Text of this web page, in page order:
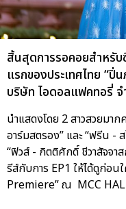
สิ้นสุดการรอคอยสำหรั
แรกของประเทศไทย “
บริษัท ไอดอลแฟคทอรี่
นำแสดงโดย 2 สาวสวยมา
อาร์มสตรอง” และ “ฟรีน -
“ฟิวส์ - กิตติศักดิ์ ชีวาสัจจา
รีส์กับการ EP1 ให้ได้ดูก่อ
Premiere” ณ MCC